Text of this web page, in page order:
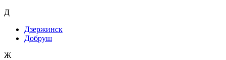
Д
Дзержинск
Добруш
Ж